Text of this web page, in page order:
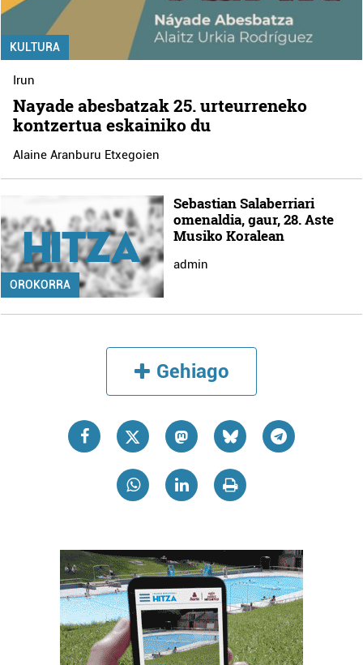
KULTURA
Irun
Nayade abesbatzak 25. urteurreneko
kontzertua eskainiko du
Alaine Aranburu Etxegoien
OROKORRA
Sebastian Salaberriari
omenaldia, gaur, 28. Aste
Musiko Koralean
admin
Gehiago